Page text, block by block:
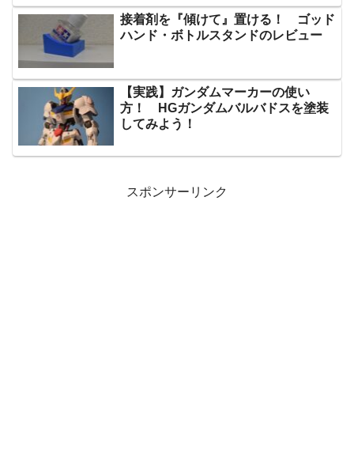
接着剤を『傾けて』置ける！ ゴッド
ハンド・ボトルスタンドのレビュー
【実践】ガンダムマーカーの使い
方！ HGガンダムバルバドスを塗装
してみよう！
スポンサーリンク